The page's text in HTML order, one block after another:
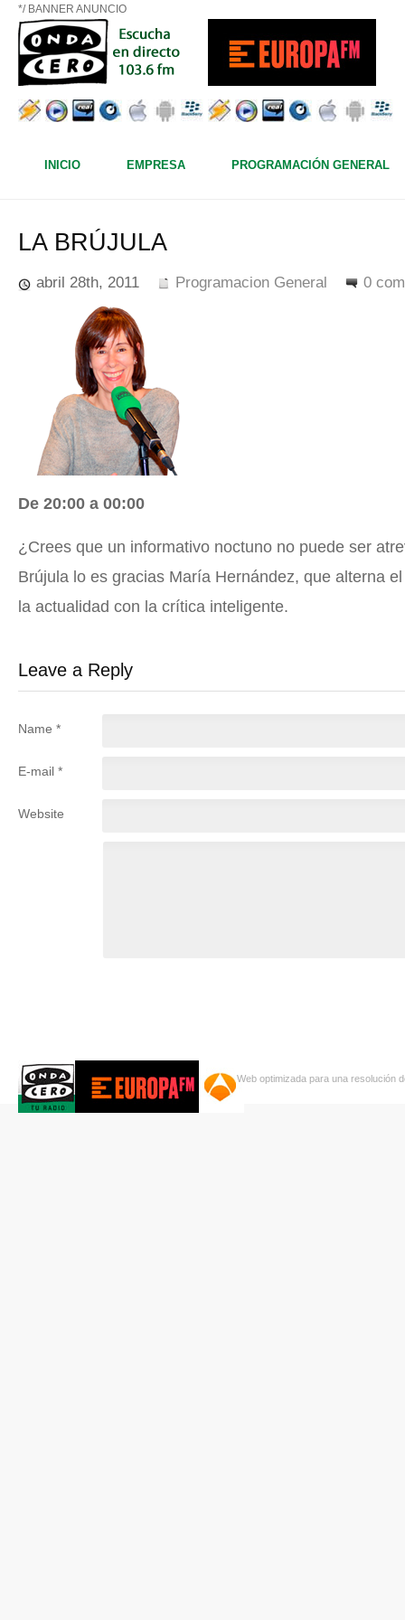
*/ BANNER ANUNCIO
INICIO EMPRESA PROGRAMACIÓN GENERAL
LA BRÚJULA
abril 28th, 2011 Programacion General 0
De 20:00 a 00:00
¿Crees que un informativo noctuno no puede ser
Brújula lo es gracias María Hernández, que alterna
la actualidad con la crítica inteligente.
Leave a Reply
Name *
E-mail *
Website
Web optimizada para una resolución